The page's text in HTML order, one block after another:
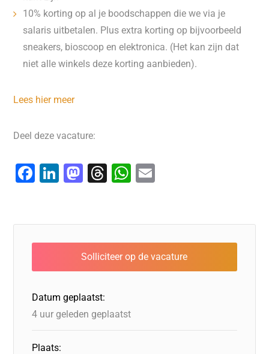
10% korting op al je boodschappen die we via je
salaris uitbetalen. Plus extra korting op bijvoorbeeld
sneakers, bioscoop en elektronica. (Het kan zijn dat
niet alle winkels deze korting aanbieden).
Lees hier meer
Deel deze vacature:
F
e
b
o
o
k
Li
e
dI
n
M
o
d
o
n
T
a
d
s
W
s
A
p
l
Datum geplaatst:
4 uur geleden geplaatst
Plaats: